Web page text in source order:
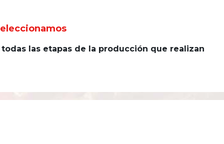
las etapas de la producción que realizan